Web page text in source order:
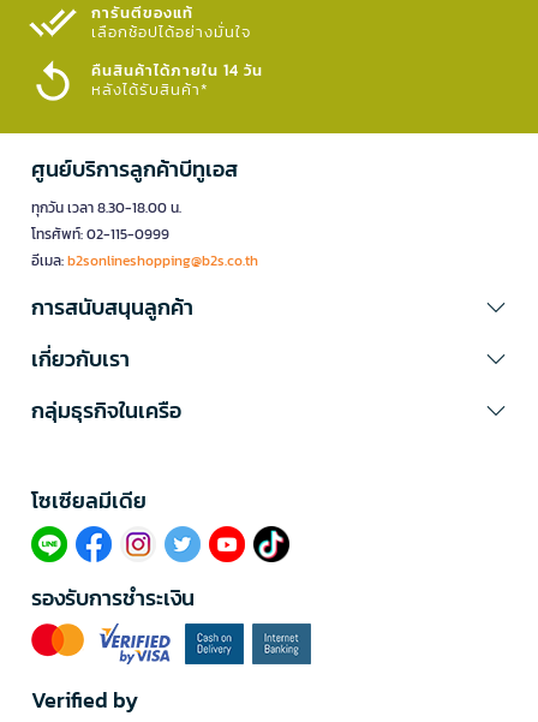
การันตีของแท้
เลือกช้อปได้อย่างมั่นใจ​
คืนสินค้าได้ภายใน 14 วัน
หลังได้รับสินค้า*
ศูนย์บริการลูกค้าบีทูเอส
ทุกวัน เวลา 8.30-18.00 น.
โทรศัพท์: 02-115-0999
อีเมล:b2sonlineshopping@b2s.co.th
การสนับสนุนลูกค้า
เกี่ยวกับเรา
กลุ่มธุรกิจในเครือ
โซเซียลมีเดีย​
รองรับการชำระเงิน
Verified by